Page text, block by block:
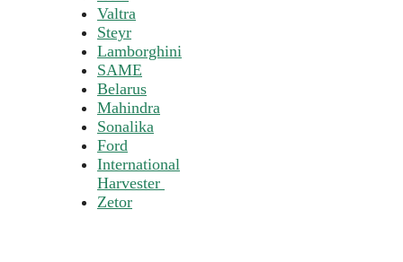
Valtra
Steyr
Lamborghini
SAME
Belarus
Mahindra
Sonalika
Ford
International
Harvester
Zetor